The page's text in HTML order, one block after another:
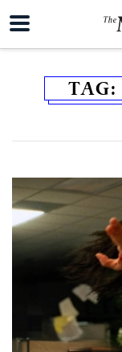
TAG: